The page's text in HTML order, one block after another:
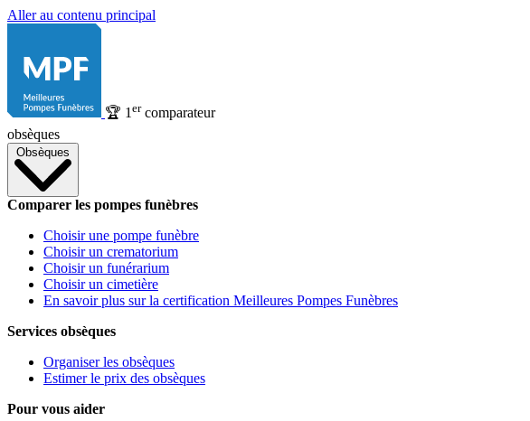
Aller au contenu principal
🏆 1 ercomparateur
obsèques
Obsèques
Comparer les pompes funèbres
Choisir une pompe funèbre
Choisir un crematorium
Choisir un funérarium
Choisir un cimetière
En savoir plus sur la certification Meilleures Pompes Funèbres
Services obsèques
Organiser les obsèques
Estimer le prix des obsèques
Pour vous aider